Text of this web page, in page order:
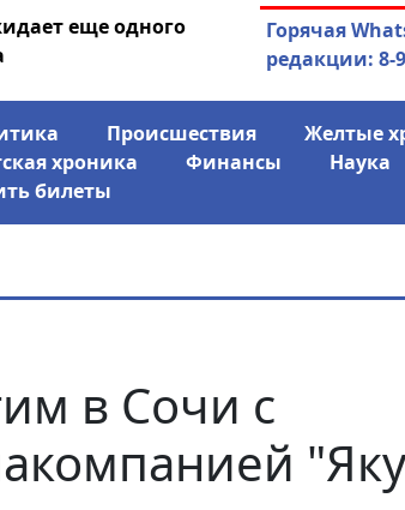
еще одного
04.08.2026
заявил о
Горячая
редакции: 8-
Происшествия Желтые
хроника
Финансы Наука
билеты
в Сочи с